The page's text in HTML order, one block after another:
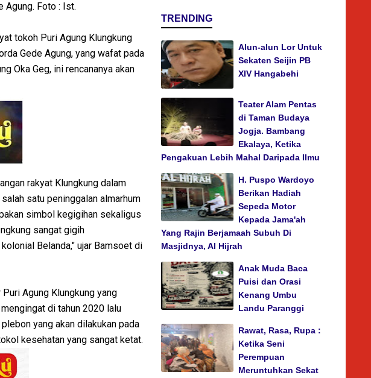
Agung. Foto : Ist.
tokoh Puri Agung Klungkung
Gede Agung, yang wafat pada
Oka Geg, ini rencananya akan
rakyat Klungkung dalam
satu peninggalan almarhum
simbol kegigihan sekaligus
sangat gigih
Belanda," ujar Bamsoet di
Agung Klungkung yang
di tahun 2020 lalu
yang akan dilakukan pada
kesehatan yang sangat ketat.
TRENDING
Alun-alun Lor Untuk
Sekaten Seijin PB
XIV Hangabehi
Teater Alam Pentas
di Taman Budaya
Jogja. Bambang
Ekalaya, Ketika
Pengakuan Lebih Mahal Daripada Ilmu
H. Puspo Wardoyo
Berikan Hadiah
Sepeda Motor
Kepada Jama'ah
Yang Rajin Berjamaah Subuh Di
Masjidnya, Al Hijrah
Anak Muda Baca
Puisi dan Orasi
Kenang Umbu
Landu Paranggi
Rawat, Rasa, Rupa :
Ketika Seni
Perempuan
Meruntuhkan Sekat